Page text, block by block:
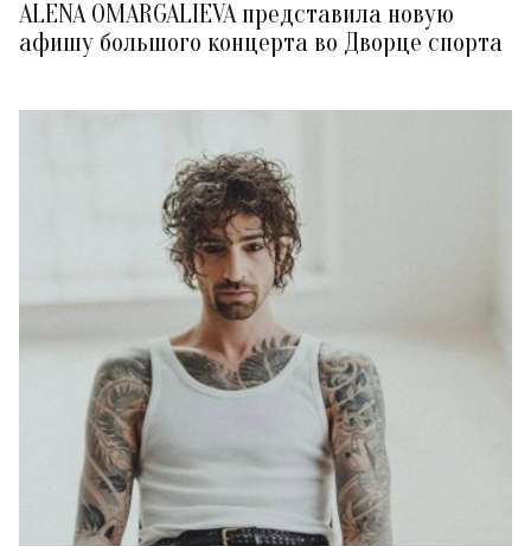
ALENA OMARGALIEVA представила новую
афишу большого концерта во Дворце спорта